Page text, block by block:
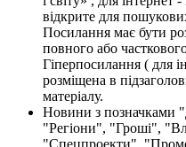
відкрите для
Посилання має бути
повного або
Гіперпосилання ( для
розміщена в
матеріалу.
Новини з позначками
"Регіони", "Гроші",
"Спецпроекти",